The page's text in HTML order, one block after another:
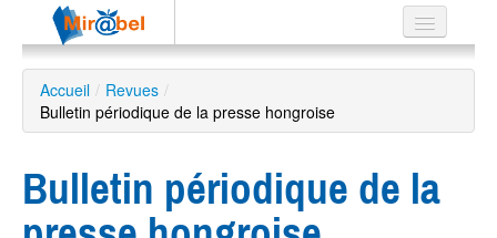
Le réseau
Soutien
Accueil / Revues /
Bulletin périodique de la presse hongroise
Bulletin périodique de la